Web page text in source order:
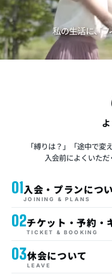
「縛りは？」「途中で変
入会前によくいただ
01入会・プランにつ
JOINING & PLANS
02チケット・予約・
TICKET & BOOKING
03休会について
LEAVE